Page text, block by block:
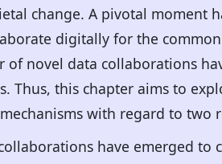
change. A pivotal moment
digitally for the
of novel data collaborations
Thus, this chapter aims to
with regard to two
have emerged to